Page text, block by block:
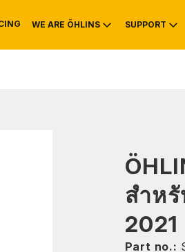
MOUNTAIN
WE ARE ÖHLINS
HISTORY
SUPPORT
SERVICE
สำหรั
2021
Part no.: